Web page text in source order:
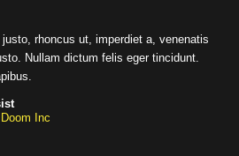
justo, rhoncus ut, imperdiet a, venenatis
Nullam dictum felis eger tincidunt.
Doom Inc